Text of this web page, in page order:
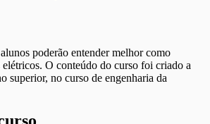
poderão entender melhor como
O conteúdo do curso foi criado a
superior, no curso de engenharia da